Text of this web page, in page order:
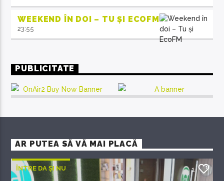
WEEKEND ÎN DOI – TU ȘI ECOFM
23:55
PUBLICITATE
AR PUTEA SĂ VĂ MAI PLACĂ
ÎNTRE DA ȘI NU 1